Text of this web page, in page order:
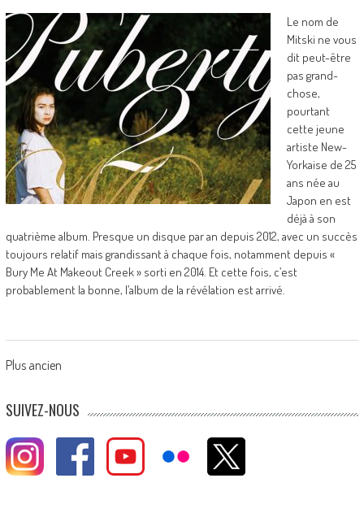
Le nom de
Mitski ne vous
dit peut-être
pas grand-
chose,
pourtant
cette jeune
artiste New-
Yorkaise de 25
ans née au
Japon en est
déjà à son
quatrième album. Presque un disque par an depuis 2012, avec un succès
toujours relatif mais grandissant à chaque fois, notamment depuis «
Bury Me At Makeout Creek » sorti en 2014. Et cette fois, c’est
probablement la bonne, l’album de la révélation est arrivé.
Posts
navigation
Plus ancien
SUIVEZ-NOUS